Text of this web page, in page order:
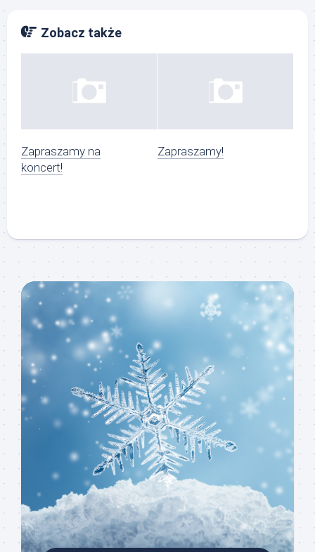
Zobacz także
Zapraszamy na
koncert!
Zapraszamy!